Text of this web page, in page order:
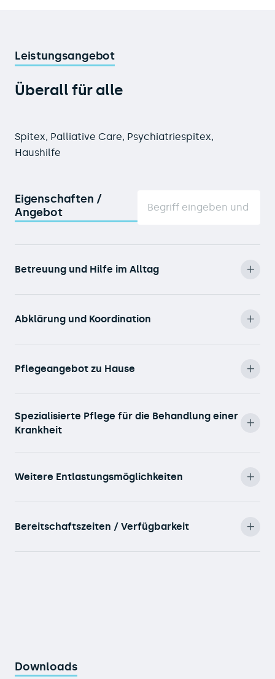
Leistungsangebot
Überall für alle
Spitex, Palliative Care, Psychiatriespitex,
Haushilfe
Eigenschaften /
Angebot
Betreuung und Hilfe im Alltag
Abklärung und Koordination
Pflegeangebot zu Hause
Spezialisierte Pflege für die Behandlung einer
Krankheit
Weitere Entlastungsmöglichkeiten
Bereitschaftszeiten / Verfügbarkeit
Downloads